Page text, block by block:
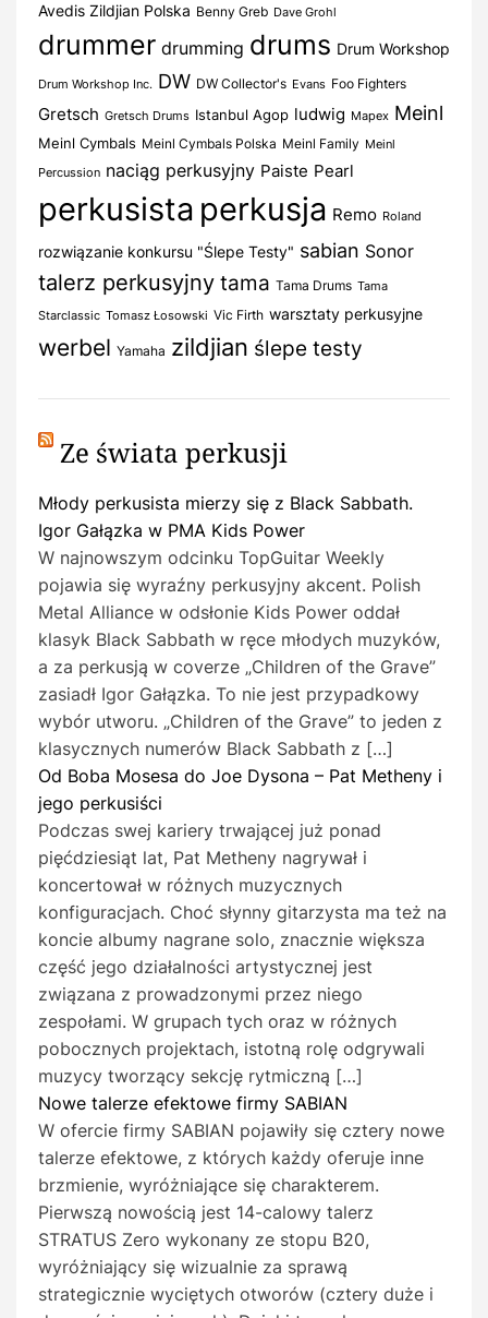
Avedis Zildjian Polska Benny Greb Dave Grohl
drummer drumming drums Drum Workshop
Drum Workshop Inc. DW DW Collector's Evans Foo Fighters
Gretsch Gretsch Drums Istanbul Agop ludwig Mapex Meinl
Meinl Cymbals Meinl Cymbals Polska Meinl Family Meinl
Percussion naciąg perkusyjny Paiste Pearl
perkusista perkusja Remo Roland
rozwiązanie konkursu "Ślepe Testy" sabian Sonor
talerz perkusyjny tama Tama Drums Tama
Starclassic Tomasz Łosowski Vic Firth warsztaty perkusyjne
werbel Yamaha zildjian ślepe testy
Ze świata perkusji
Młody perkusista mierzy się z Black Sabbath.
Igor Gałązka w PMA Kids Power
W najnowszym odcinku TopGuitar Weekly
pojawia się wyraźny perkusyjny akcent. Polish
Metal Alliance w odsłonie Kids Power oddał
klasyk Black Sabbath w ręce młodych muzyków,
a za perkusją w coverze „Children of the Grave”
zasiadł Igor Gałązka. To nie jest przypadkowy
wybór utworu. „Children of the Grave” to jeden z
klasycznych numerów Black Sabbath z […]
Od Boba Mosesa do Joe Dysona – Pat Metheny i
jego perkusiści
Podczas swej kariery trwającej już ponad
pięćdziesiąt lat, Pat Metheny nagrywał i
koncertował w różnych muzycznych
konfiguracjach. Choć słynny gitarzysta ma też na
koncie albumy nagrane solo, znacznie większa
część jego działalności artystycznej jest
związana z prowadzonymi przez niego
zespołami. W grupach tych oraz w różnych
pobocznych projektach, istotną rolę odgrywali
muzycy tworzący sekcję rytmiczną […]
Nowe talerze efektowe firmy SABIAN
W ofercie firmy SABIAN pojawiły się cztery nowe
talerze efektowe, z których każdy oferuje inne
brzmienie, wyróżniające się charakterem.
Pierwszą nowością jest 14-calowy talerz
STRATUS Zero wykonany ze stopu B20,
wyróżniający się wizualnie za sprawą
strategicznie wyciętych otworów (cztery duże i